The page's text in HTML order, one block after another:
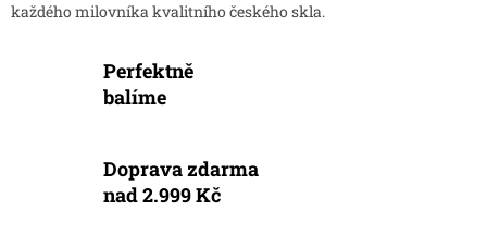
každého milovníka kvalitního českého skla.
Perfektně
balíme
Doprava zdarma
nad 2.999 Kč